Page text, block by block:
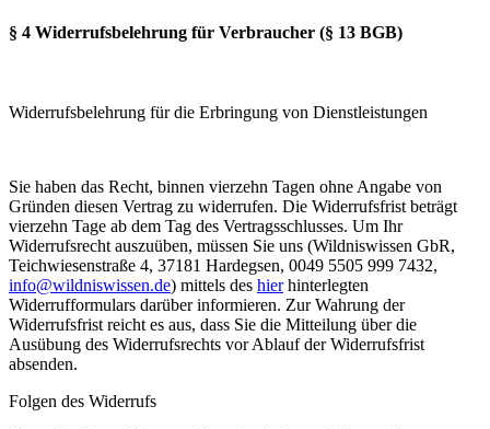
§ 4 Widerrufsbelehrung für Verbraucher (§ 13 BGB)
Widerrufsbelehrung für die Erbringung von Dienstleistungen
Sie haben das Recht, binnen vierzehn Tagen ohne Angabe von
Gründen diesen Vertrag zu widerrufen. Die Widerrufsfrist beträgt
vierzehn Tage ab dem Tag des Vertragsschlusses. Um Ihr
Widerrufsrecht auszuüben, müssen Sie uns (Wildniswissen GbR,
Teichwiesenstraße 4, 37181 Hardegsen, 0049 5505 999 7432,
info@wildniswissen.de) mittels des hierhinterlegten
Widerrufformulars darüber informieren. Zur Wahrung der
Widerrufsfrist reicht es aus, dass Sie die Mitteilung über die
Ausübung des Widerrufsrechts vor Ablauf der Widerrufsfrist
absenden.
Folgen des Widerrufs